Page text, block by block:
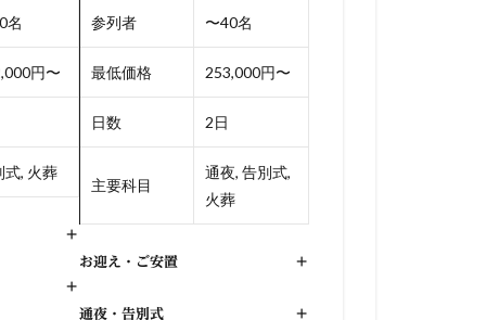
名
円〜
式, 火葬
+
+
参列者 〜40名
最低価格 253,000円〜
日数 2日
主要科目
通夜, 告別式,
火葬
お迎え・ご安置 +
通夜・告別式 +